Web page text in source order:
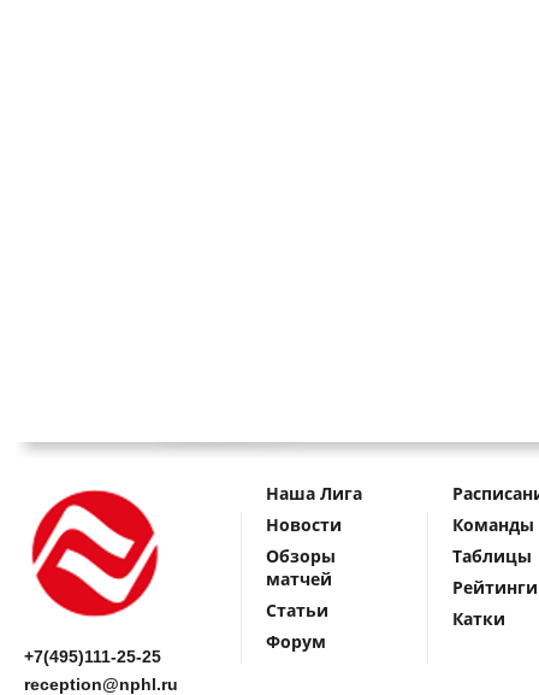
+7(495)111-25-25
reception@nphl.ru
Наша Лига
Новости
Обзоры
матчей
Статьи
Форум
Команды
Таблицы
Рейтинги
Катки